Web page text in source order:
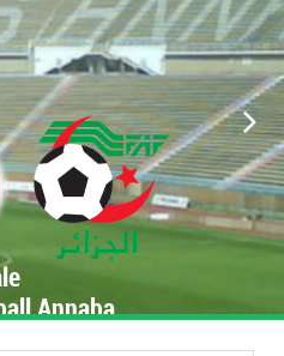
Annaba